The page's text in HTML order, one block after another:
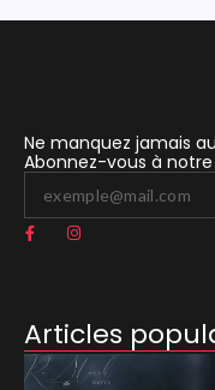
Ne manquez jamais
Abonnez-vous à
Articles